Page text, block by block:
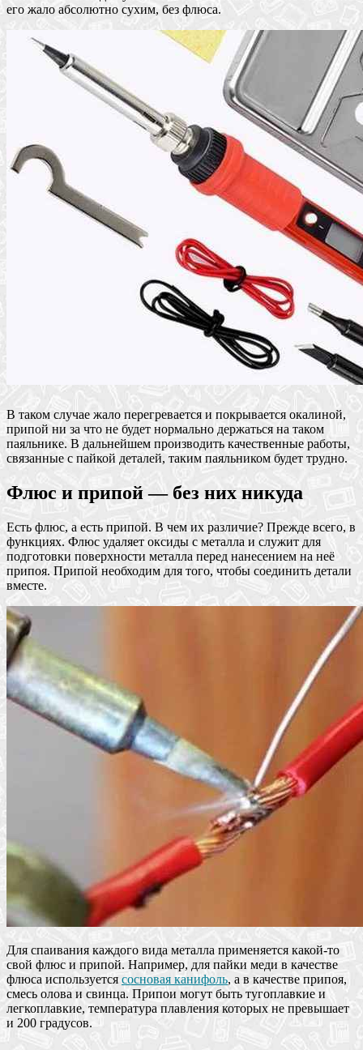
его жало абсолютно сухим, без флюса.
В таком случае жало перегревается и покрывается окалиной,
припой ни за что не будет нормально держаться на таком
паяльнике. В дальнейшем производить качественные работы,
связанные с пайкой деталей, таким паяльником будет трудно.
Флюс и припой — без них никуда
Есть флюс, а есть припой. В чем их различие? Прежде всего, в
функциях. Флюс удаляет оксиды с металла и служит для
подготовки поверхности металла перед нанесением на неё
припоя. Припой необходим для того, чтобы соединить детали
вместе.
Для спаивания каждого вида металла применяется какой-то
свой флюс и припой. Например, для пайки меди в качестве
флюса используется сосновая канифоль, а в качестве припоя,
смесь олова и свинца. Припои могут быть тугоплавкие и
легкоплавкие, температура плавления которых не превышает
и 200 градусов.